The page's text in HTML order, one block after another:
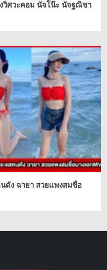
วิศวะคอม นัจโน๊ะ นัจฐณิชา
ดัง ฉายา สวยแพงสมชื่อ